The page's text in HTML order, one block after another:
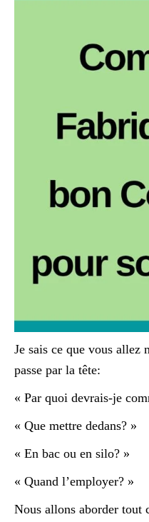
Je sais ce que vous allez
passe par la tête:
« Par quoi devrais-je
« Que mettre dedans? »
« En bac ou en silo? »
« Quand l’employer? »
Nous allons aborder